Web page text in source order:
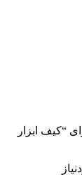
“کیف ابزار